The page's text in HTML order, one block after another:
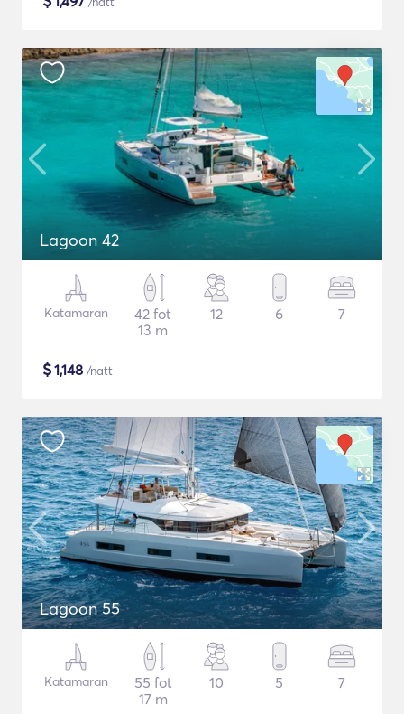
Lagoon 42
Katamaran
42 fot
13 m
12 6 7
$1,148 /natt
Lagoon 55
Katamaran
55 fot
17 m
10 5 7